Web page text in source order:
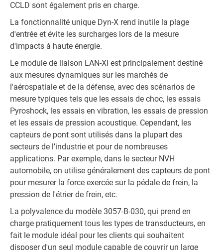
CCLD sont également pris en charge.
La fonctionnalité unique Dyn-X rend inutile la plage
d'entrée et évite les surcharges lors de la mesure
d'impacts à haute énergie.
Le module de liaison LAN-XI est principalement destiné
aux mesures dynamiques sur les marchés de
l'aérospatiale et de la défense, avec des scénarios de
mesure typiques tels que les essais de choc, les essais
Pyroshock, les essais en vibration, les essais de pression
et les essais de pression acoustique. Cependant, les
capteurs de pont sont utilisés dans la plupart des
secteurs de l’industrie et pour de nombreuses
applications. Par exemple, dans le secteur NVH
automobile, on utilise généralement des capteurs de pont
pour mesurer la force exercée sur la pédale de frein, la
pression de l'étrier de frein, etc.
La polyvalence du modèle 3057-B-030, qui prend en
charge pratiquement tous les types de transducteurs, en
fait le module idéal pour les clients qui souhaitent
disposer d'un seul module capable de couvrir un large